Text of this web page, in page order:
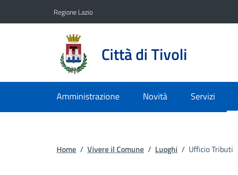
Regione Lazio
Città di Tivoli
Amministrazione Novità Servizi
Home / Vivere il Comune / Luoghi / Ufficio Tributi